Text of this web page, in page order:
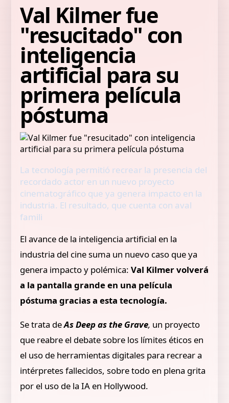
Val Kilmer fue
"resucitado" con
inteligencia
artificial para su
primera película
póstuma
La tecnología permitió recrear la presencia del
recordado actor en un nuevo proyecto
cinematográfico que ya genera impacto en la
industria. El resultado, que cuenta con aval
famili
El avance de la inteligencia artificial en la
industria del cine suma un nuevo caso que ya
genera impacto y polémica:Val Kilmer volverá
a la pantalla grande en una película
póstuma gracias a esta tecnología.
Se trata deAs Deep as the Grave, un proyecto
que reabre el debate sobre los límites éticos en
el uso de herramientas digitales para recrear a
intérpretes fallecidos, sobre todo en plena grita
por el uso de la IA en Hollywood.